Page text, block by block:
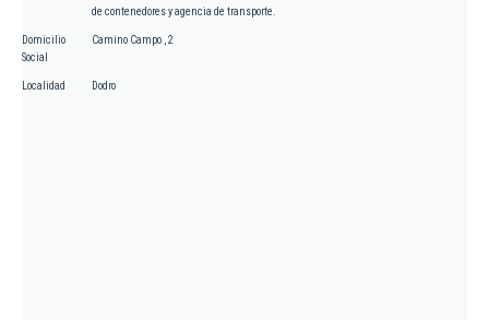
de contenedores y agencia de transporte.
Domicilio
Social
Camino Campo , 2
Localidad Dodro